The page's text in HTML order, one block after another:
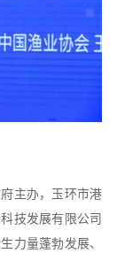
主办，玉环市港
技发展有限公司
力量蓬勃发展、